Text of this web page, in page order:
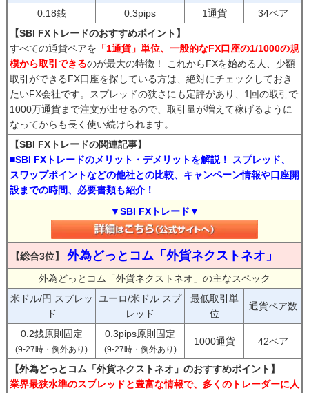
0.18銭 0.3pips 1通貨
34ペア
【SBI FXトレードのおすすめポイント】
すべての通貨ペアを 「1通貨」単位、一般的なFX口座の1/1000の規
模から取引できるのが最大の特徴！ これからFXを始める人、少額
取引ができるFX口座を探している方は、絶対にチェックしておき
たいFX会社です。スプレッドの狭さにも定評があり、1回の取引で
1000万通貨まで注文が出せるので、取引量が増えて稼げるように
なってからも長く使い続けられます。
【SBI FXトレードの関連記事】
■SBI FXトレードのメリット・デメリットを解説！ スプレッド、
スワップポイントなどの他社との比較、キャンペーン情報や口座開
設までの時間、必要書類も紹介！
▼SBI FXトレード▼
【総合3位】 外為どっとコム「外貨ネクストネオ」
外為どっとコム「外貨ネクストネオ」の主なスペック
米ドル/円 スプレッ
ド
ユーロ/米ドル スプ
レッド
最低取引単
位
通貨ペア数
0.2銭原則固定
(9-27時・例外あり)
0.3pips原則固定
(9-27時・例外あり)
1000通貨 42ペア
【外為どっとコム「外貨ネクストネオ」のおすすめポイント】
業界最狭水準のスプレッドと豊富な情報で、多くのトレーダーに人